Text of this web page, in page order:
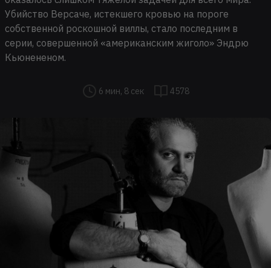
Убийство Версаче, истекшего кровью на пороге
собственной роскошной виллы, стало последним в
серии, совершенной «американским жиголо» Эндрю
Кьюнененом.
6 мин, 8 сек 4578